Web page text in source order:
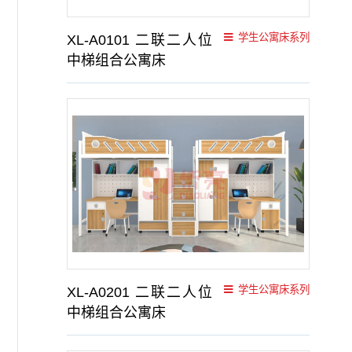
XL-A0101 二联二人位
中梯组合公寓床
学生公寓床系列
XL-A0201 二联二人位
中梯组合公寓床
学生公寓床系列